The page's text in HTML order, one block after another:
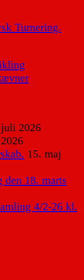
Turnering.
2026
15. maj
18. marts
4/2-26 kl.